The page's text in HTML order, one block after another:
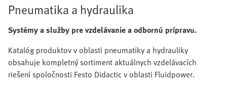
Pneumatika a hydraulika
Systémy a služby pre vzdelávanie a odbornú prípravu.
Katalóg produktov v oblasti pneumatiky a hydrauliky
obsahuje kompletný sortiment aktuálnych vzdelávacích
riešení spoločnosti Festo Didactic v oblasti Fluidpower.